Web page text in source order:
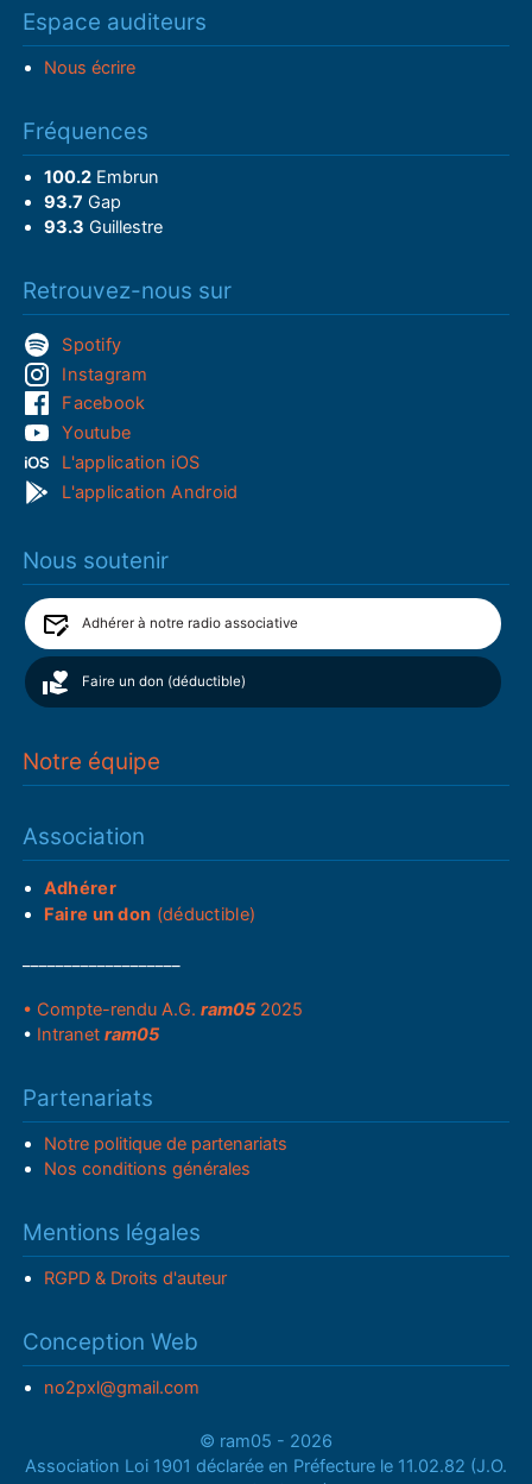
Espace auditeurs
Nous écrire
Fréquences
100.2Embrun
93.7 Gap
93.3 Guillestre
Retrouvez-nous sur
Spotify
Instagram
Facebook
Youtube
L'application iOS
L'application Android
Nous soutenir
Adhérer à notre radio associative
Faire un don (déductible)
Notre équipe
Association
Adhérer
Faire un don (déductible)
• Compte-rendu A.G.ram05 2025
• Intranetram05
Partenariats
Notre politique de partenariats
Nos conditions générales
Mentions légales
RGPD & Droits d'auteur
Conception Web
no2pxl@gmail.com
© ram05 - 2026
Association Loi 1901 déclarée en Préfecture le 11.02.82 (J.O.